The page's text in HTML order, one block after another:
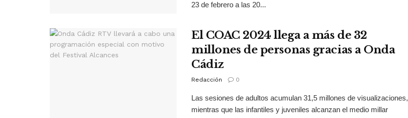
23 de febrero a las 20...
El COAC 2024 llega a más de 32
millones de personas gracias a Onda
Cádiz
Redacción 0
Las sesiones de adultos acumulan 31,5 millones de visualizaciones,
mientras que las infantiles y juveniles alcanzan el medio millar